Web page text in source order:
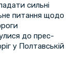
сильні
питання щодо
до прес-
у Полтавській